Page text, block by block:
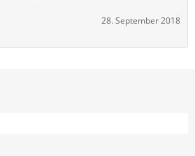
28. September 2018